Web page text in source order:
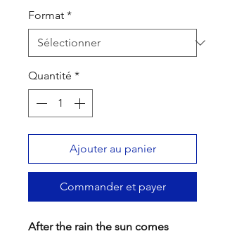
Format *
Quantité *
Ajouter au panier
Commander et payer
After the rain the sun comes